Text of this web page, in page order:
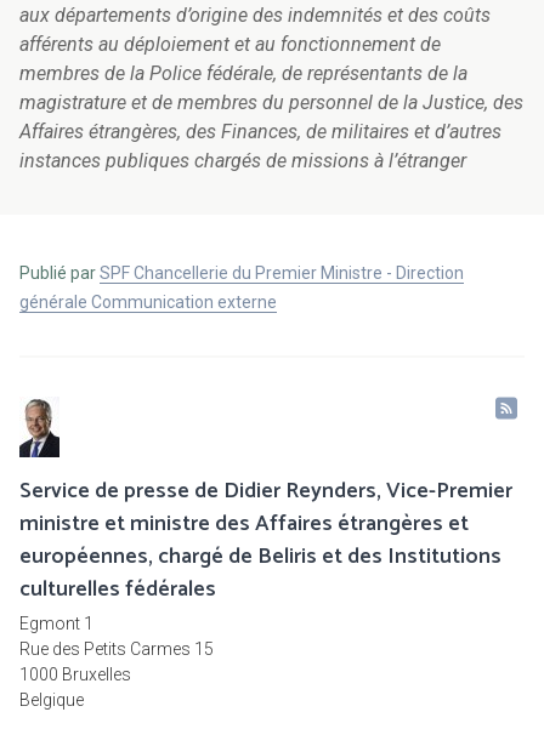
aux départements d’origine des indemnités et des coûts
afférents au déploiement et au fonctionnement de
membres de la Police fédérale, de représentants de la
magistrature et de membres du personnel de la Justice, des
Affaires étrangères, des Finances, de militaires et d’autres
instances publiques chargés de missions à l’étranger
Publié parSPF Chancellerie du Premier Ministre - Direction
générale Communication externe
Service de presse de Didier Reynders, Vice-Premier
ministre et ministre des Affaires étrangères et
européennes, chargé de Beliris et des Institutions
culturelles fédérales
Egmont 1
Rue des Petits Carmes 15
1000 Bruxelles
Belgique